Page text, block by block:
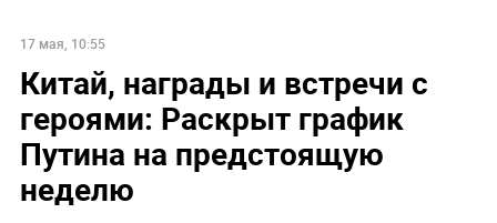
17 мая, 10:55
Китай, награды и встречи с
героями: Раскрыт график
Путина на предстоящую
неделю